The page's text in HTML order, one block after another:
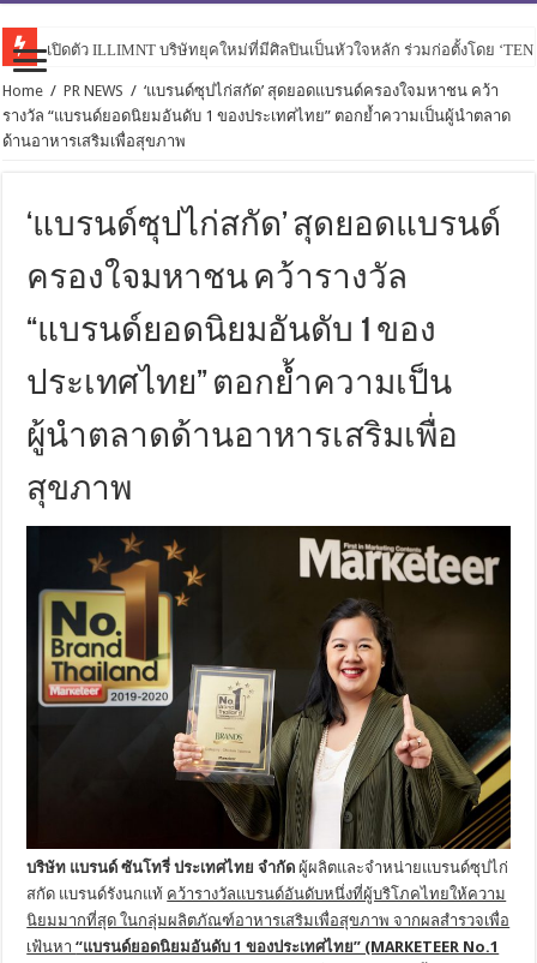
เปิดตัว ILLIMNT บริษัทยุคใหม่ที่มีศิลปินเป็นหัวใจหลัก ร่วมก่อตั้งโดย
Home / PR NEWS / ‘แบรนด์ซุปไก่สกัด’ สุดยอดแบรนด์ครองใจมหาชน คว้า
รางวัล “แบรนด์ยอดนิยมอันดับ 1 ของประเทศไทย” ตอกย้ำความเป็นผู้นำตลาด
ด้านอาหารเสริมเพื่อสุขภาพ
‘แบรนด์ซุปไก่สกัด’ สุดยอดแบรนด์
ครองใจมหาชน คว้ารางวัล
“แบรนด์ยอดนิยมอันดับ 1 ของ
ประเทศไทย” ตอกย้ำความเป็น
ผู้นำตลาดด้านอาหารเสริมเพื่อ
สุขภาพ
บริษัท แบรนด์ ซันโทรี่ ประเทศไทย จำกัดผู้ผลิตและจำหน่ายแบรนด์ซุปไก่
สกัด แบรนด์รังนกแท้ คว้ารางวัลแบรนด์อันดับหนึ่งที่ผู้บริโภคไทยให้ความ
นิยมมากที่สุด ในกลุ่มผลิตภัณฑ์อาหารเสริมเพื่อสุขภาพ จากผลสำรวจเพื่อ
เฟ้นหา“แบรนด์ยอดนิยมอันดับ 1 ของประเทศไทย” (MARKETEER No.1